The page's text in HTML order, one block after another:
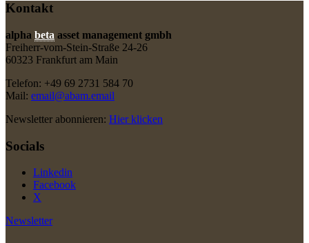
Kontakt
alpha beta asset management gmbh
Freiherr-vom-Stein-Straße 24-26
60323 Frankfurt am Main
Telefon: +49 69 2731 584 70
Mail: email@abam.email
Newsletter abonnieren: Hier klicken
Socials
Linkedin
Facebook
X
Newsletter